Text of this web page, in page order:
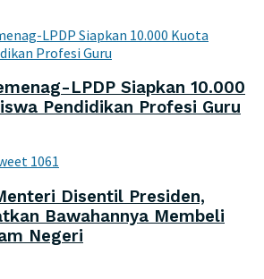
LPDP Siapkan 10.000
Pendidikan Profesi Guru
1061
Disentil Presiden,
Bawahannya Membeli
Negeri